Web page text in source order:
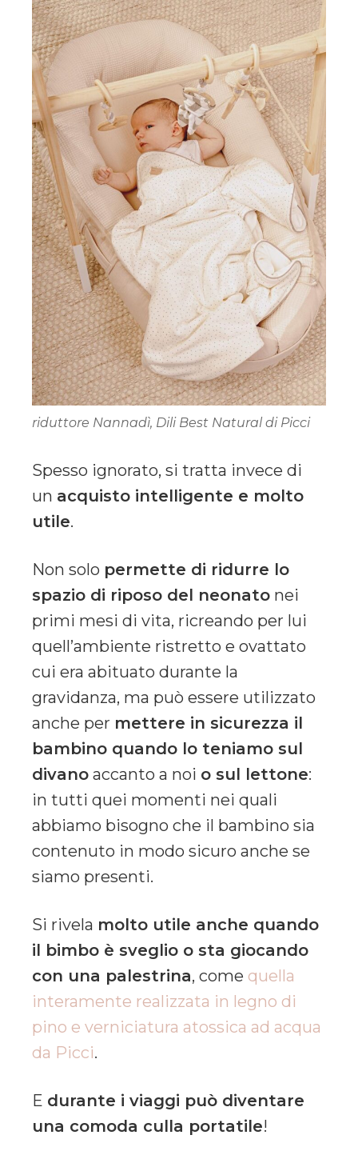
riduttore Nannadì, Dili Best Natural di Picci
Spesso ignorato, si tratta invece di
un acquisto intelligente e molto
utile.
Non solo permette di ridurre lo
spazio di riposo del neonato nei
primi mesi di vita, ricreando per lui
quell’ambiente ristretto e ovattato
cui era abituato durante la
gravidanza, ma può essere utilizzato
anche per mettere in sicurezza il
bambino quando lo teniamo sul
divano accanto a noi o sul lettone:
in tutti quei momenti nei quali
abbiamo bisogno che il bambino sia
contenuto in modo sicuro anche se
siamo presenti.
Si rivela molto utile anche quando
il bimbo è sveglio o sta giocando
con una palestrina, come quella
interamente realizzata in legno di
pino e verniciatura atossica ad acqua
da Picci.
E durante i viaggi può diventare
una comoda culla portatile!